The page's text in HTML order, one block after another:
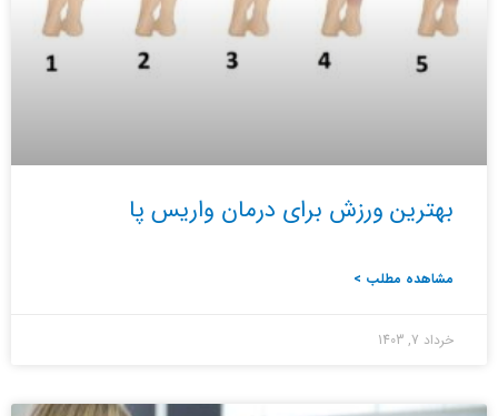
بهترین ورزش برای درمان واریس پا
مشاهده مطلب >
خرداد 7, 1403